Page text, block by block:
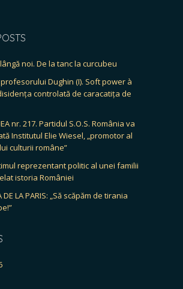
noi. De la tanc la curcubeu
Dughin (I). Soft power à
controlată de caracatița de
nr. 217. Partidul S.O.S. România va
Institutul Elie Wiesel, „promotor al
culturii române”
reprezentant politic al unei familii
istoria României
DE LA PARIS: „Să scăpăm de tirania